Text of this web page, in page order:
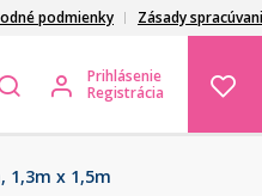
podmienky Zásady
Prihlásenie
Registrácia
x 1,5m